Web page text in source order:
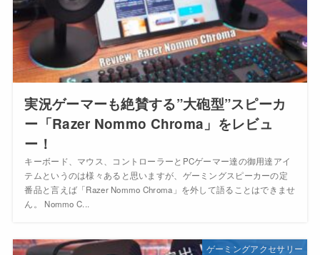
実況ゲーマーも絶賛する”大砲型”スピーカ
ー「Razer Nommo Chroma」をレビュ
ー！
キーボード、マウス、コントローラーとPCゲーマー達の御用達アイ
テムというのは様々あると思いますが、ゲーミングスピーカーの定
番品と言えば「Razer Nommo Chroma」を外して語ることはできませ
ん。 Nommo C...
ゲーミングアクセサリー